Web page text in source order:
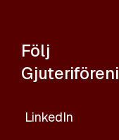
Följ
LinkedIn